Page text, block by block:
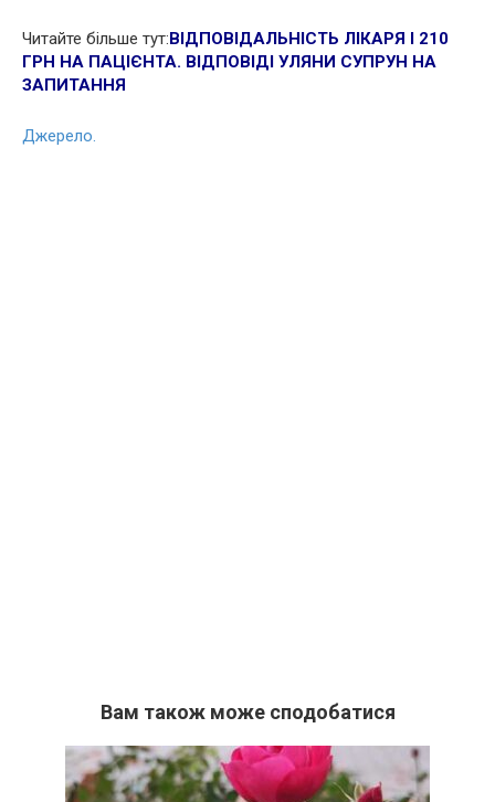
Читайте більше тут:ВІДПОВІДАЛЬНІСТЬ ЛІКАРЯ І 210
ГРН НА ПАЦІЄНТА. ВІДПОВІДІ УЛЯНИ СУПРУН НА
ЗАПИТАННЯ
Джерело.
Вам також може сподобатися